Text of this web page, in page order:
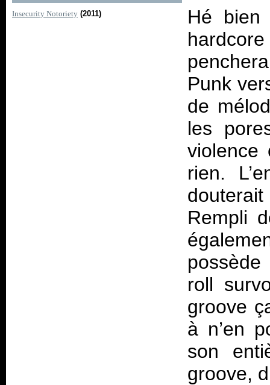
Insecurity Notoriety (2011)
Hé
Punk
de
les
violence
rien.
Rempli
roll
groove
à n’en
son
groove,